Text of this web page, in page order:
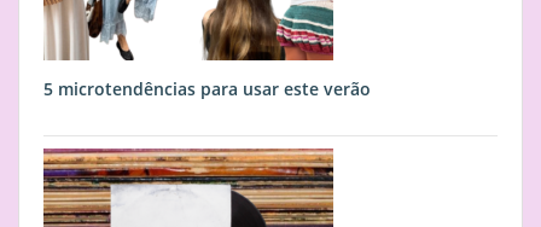
5 microtendências para usar este verão